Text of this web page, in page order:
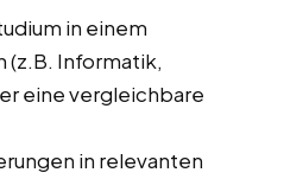
in einem
(z.B. Informatik,
eine vergleichbare
in relevanten